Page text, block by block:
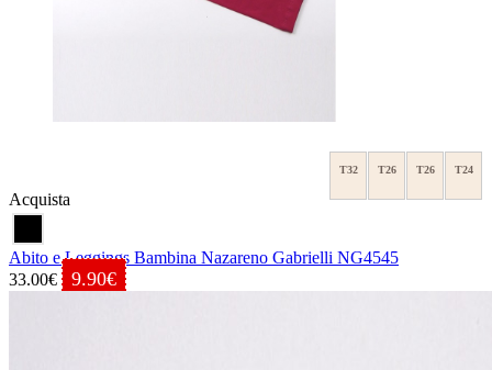
T24
T26
T26
T32
Acquista
Abito e Leggings Bambina Nazareno Gabrielli NG4545
33.00€
9.90€